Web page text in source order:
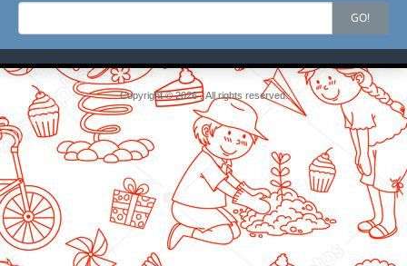
Search
for:
GO!
Copyright © 2026 . All rights reserved.